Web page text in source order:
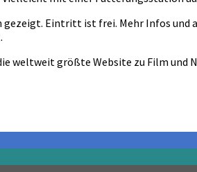
gezeigt. Eintritt ist frei. Mehr Infos und
weltweit größte Website zu Film und